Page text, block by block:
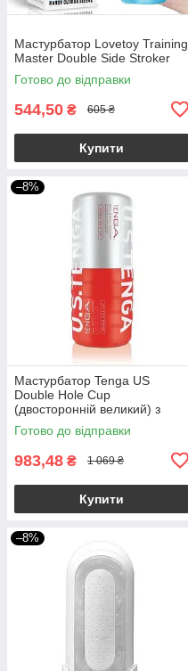
Мастурбатор Lovetoy Training
Master Double Side Stroker
Готово до відправки
544,50 ₴ 605 ₴
Купити
–8%
Мастурбатор Tenga US
Double Hole Cup
(двосторонній великий) з
двома незалежними
каналами
Готово до відправки
983,48 ₴ 1 069 ₴
Купити
–8%